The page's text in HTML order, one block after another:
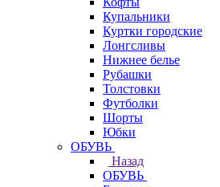
Купальники
Куртки городские
Лонгсливы
Нижнее белье
Рубашки
Толстовки
Футболки
Шорты
Юбки
ОБУВЬ
Назад
ОБУВЬ